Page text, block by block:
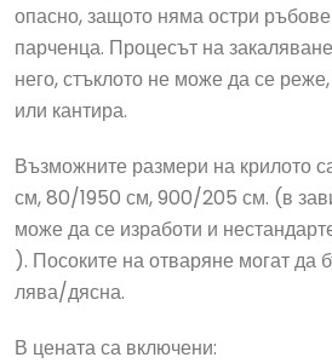
опасно, защото няма остри
парченца. Процесът на
него, стъклото не може да се
или кантира.
Възможните размери на крилото
см, 80/1950 см, 900/205 см. (в
може да се изработи и
). Посоките на отваряне могат да
лява/дясна.
В цената са включени: